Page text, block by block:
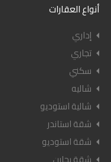
أنواع العقارات
إداري
تجاري
سكني
شاليه
شالية استوديو
شقة استاندر
شقة استوديو